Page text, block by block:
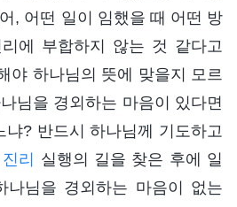
, 어떤 일이 임했을 때 어떤 방
에 부합하지 않는 것 같다고
야 하나님의 뜻에 맞을지 모르
님을 경외하는 마음이 있다면
냐? 반드시 하나님께 기도하고
진리 실행의 길을 찾은 후에 일
나님을 경외하는 마음이 없는